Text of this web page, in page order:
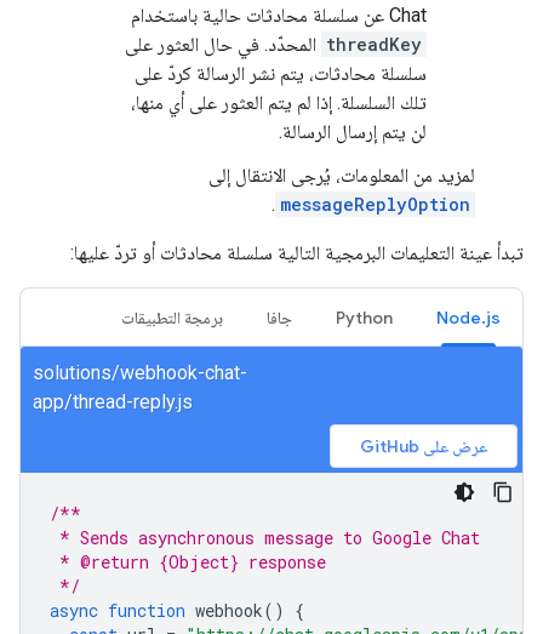
Chat عن سلسلة محادثات حالية باستخدام
threadKey المحدّد. في حال العثور على
سلسلة محادثات، يتم نشر الرسالة كردّ على
تلك السلسلة. إذا لم يتم العثور على أي منها،
لن يتم إرسال الرسالة.
لمزيد من المعلومات، يُرجى الانتقال إلى
messageReplyOption
.
تبدأ عينة التعليمات البرمجية التالية سلسلة محادثات أو تردّ عليها:
Node.js
Python جافا برمجة التطبيقات
solutions/webhook-chat-
app/thread-reply.js
عرض على GitHub
/**
* Sends asynchronous message to Google Chat
* @return {Object} response
*/
async function webhook()
{